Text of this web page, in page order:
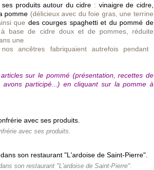
produits autour du cidre : vinaigre de cidre,
pomme (délicieux avec du foie gras, une terrine
que des courges spaghetti et du pommé de
base de cidre doux et de pommes, réduite
une
ancêtres fabriquaient autrefois pendant
sur le pommé (présentation, recettes de
participé...) en cliquant sur la pomme à
avec ses produits.
son restaurant "L'ardoise de Saint-Pierre".